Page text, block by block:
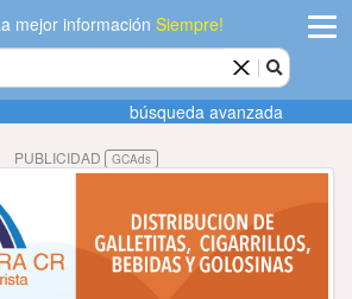
mejor informaciónSiempre!
Agregar
empresa
Actualizar
datos
búsqueda avanzada
PUBLICIDAD GCAds